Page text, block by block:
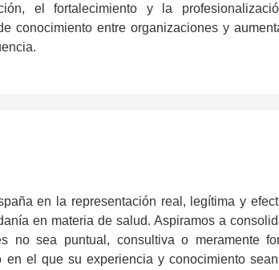
el fortalecimiento y la
conocimiento entre organizaciones y
en la representación real, legítima y
en materia de salud. Aspiramos a
no sea puntual, consultiva o meramente
en el que su experiencia y conocimiento